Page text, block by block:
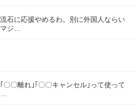
石に応援やめるわ。別に外国人ならい
ジ…
〇離れ｣｢〇〇キャンセル｣って使って